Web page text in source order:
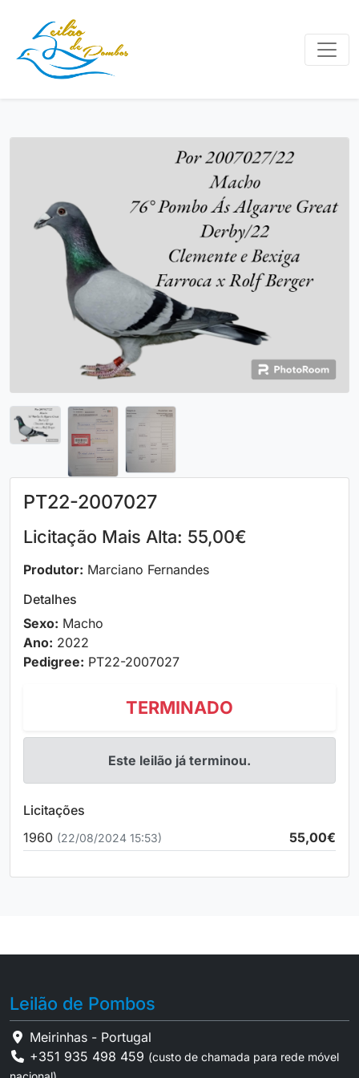
PT22-2007027
Licitação Mais Alta: 55,00€
Produtor: Marciano Fernandes
Detalhes
Sexo: Macho
Ano: 2022
Pedigree: PT22-2007027
TERMINADO
Este leilão já terminou.
Licitações
1960 (22/08/2024 15:53) 55,00€
Leilão de Pombos
Meirinhas - Portugal
+351 935 498 459 (custo de chamada para rede móvel